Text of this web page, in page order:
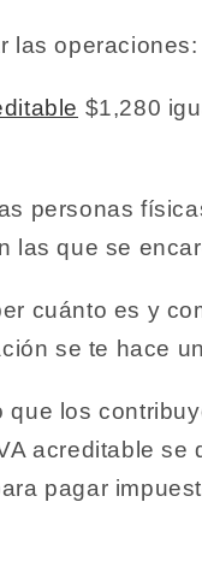
las operaciones:
$1,280
personas
las que se
cuánto es y
se te hace
los
acreditable se
pagar